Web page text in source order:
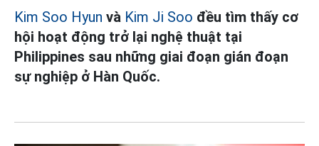
Kim Soo Hyun và Kim Ji Soo đều tìm thấy cơ
hội hoạt động trở lại nghệ thuật tại
Philippines sau những giai đoạn gián đoạn
sự nghiệp ở Hàn Quốc.